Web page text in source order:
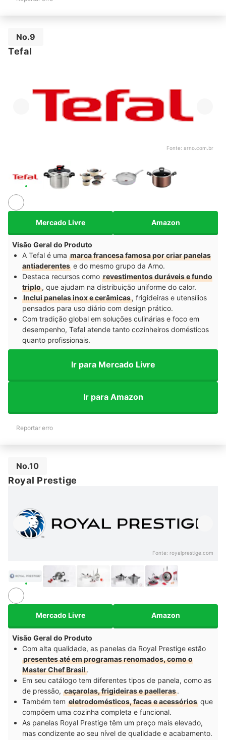
No.9
Tefal
Fonte: arno.com.br
Mercado Livre Amazon
Visão Geral do Produto
A Tefal é uma marca francesa famosa por criar panelas
antiaderentes e do mesmo grupo da Arno.
Destaca recursos como revestimentos duráveis e fundo
triplo, que ajudam na distribuição uniforme do calor.
Inclui panelas inox e cerâmicas, frigideiras e utensílios
pensados para uso diário com design prático.
Com tradição global em soluções culinárias e foco em
desempenho, Tefal atende tanto cozinheiros domésticos
quanto profissionais.
Ir para Mercado Livre
Ir para Amazon
Reportar erro
No.10
Royal Prestige
Fonte: royalprestige.com
Mercado Livre Amazon
Visão Geral do Produto
Com alta qualidade, as panelas da Royal Prestige estão
presentes até em programas renomados, como o
Master Chef Brasil.
Em seu catálogo tem diferentes tipos de panela, como as
de pressão, caçarolas, frigideiras e paelleras.
Também tem eletrodomésticos, facas e acessórios que
compõem uma cozinha completa e funcional.
As panelas Royal Prestige têm um preço mais elevado,
mas condizente ao seu nível de qualidade e acabamento.